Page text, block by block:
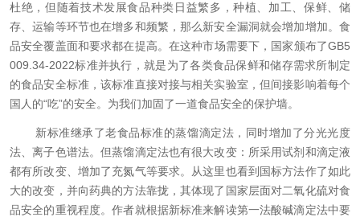
杜绝，但随着技术发展食品种类日益繁多，种植、加工、保鲜、储
存、运输等环节也在增多和频繁，那么新安全漏洞就会增加增加。食
品安全覆盖面和要求都在提高。在这种市场需要下，国家颁布了GB5
009.34-2022标准并执行，就是为了各类食品保鲜和储存需求所制定
的食品安全标准，该标准直接对接与相关实验室，但间接影响着每个
国人的“吃”的安全。为我们加固了一道食品安全的保护墙。
新标准继承了老食品标准的蒸馏滴定法，同时增加了分光光度
法、离子色谱法。但蒸馏滴定法也有很大改变：所采用试剂和滴定液
都有所改变、增加了充氮气等要求。从这里也看到国标方法作了如此
大的改变，并向药典的方法靠拢，其体现了国家层面对二氧化硫对食
品安全的重视程度。作者就根据新标准来解读第一法酸碱滴定法中要